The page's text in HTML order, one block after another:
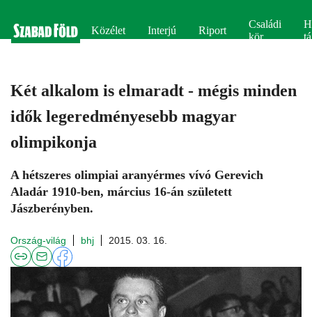
Közélet Interjú Riport
Családi
kör
Két alkalom is elmaradt - mégis minden
idők legeredményesebb magyar
olimpikonja
A hétszeres olimpiai aranyérmes vívó Gerevich
Aladár 1910-ben, március 16-án született
Jászberényben.
Ország-világ bhj 2015. 03. 16.